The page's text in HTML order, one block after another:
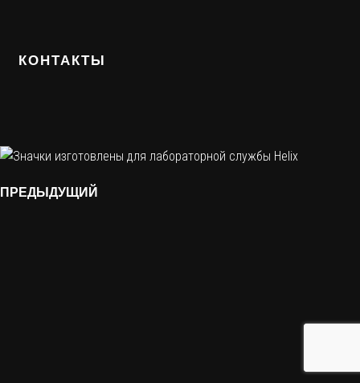
КОНТАКТЫ
ПРЕДЫДУЩИЙ